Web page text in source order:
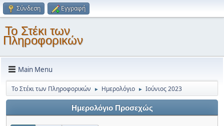
Σύνδεση Εγγραφή
Το Στέκι των
Πληροφορικών
Main Menu
Το Στέκι των Πληροφορικών ► Ημερολόγιο ► Ιούνιος 2023
Ημερολόγιο Προσεχώς